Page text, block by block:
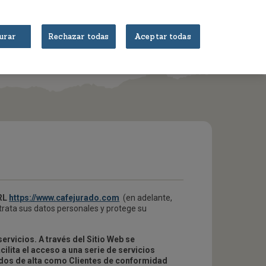
QUIERO JURADO EN MI NEGOCIO
https://www.cafejurado.com (en adelante,
sus datos personales y protege su
A través del Sitio Web se
el acceso a una serie de servicios
de alta como Clientes de conformidad
Rechazar todas Aceptar todas